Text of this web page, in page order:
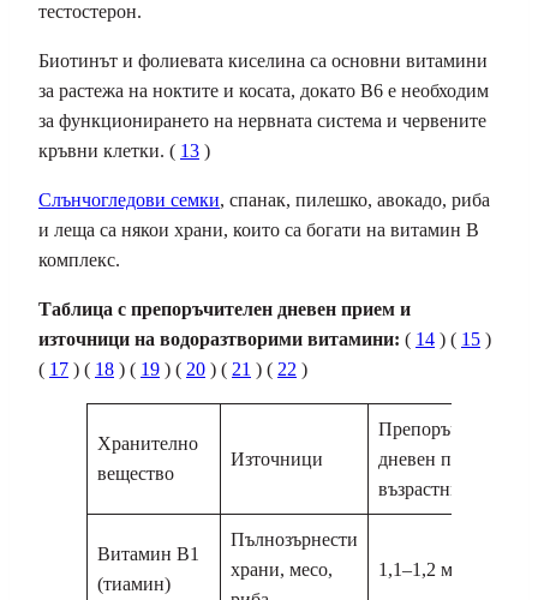
тестостерон.
Биотинът и фолиевата киселина са основни витамини
за растежа на ноктите и косата, докато В6 е необходим
за функционирането на нервната система и червените
кръвни клетки. ( 13 )
Слънчогледови семки, спанак, пилешко, авокадо, риба
и леща са някои храни, които са богати на витамин В
комплекс.
Таблица с препоръчителен дневен прием и
източници на водоразтворими витамини: ( 14 ) ( 15 )
( 17 ) ( 18 ) ( 19 ) ( 20 ) ( 21 ) ( 22 )
Хранително
вещество
Източници
Препоръчителен
дневен прием за
възрастни
Витамин В1
(тиамин)
Пълнозърнести
храни, месо,
1,1–1,2 мг